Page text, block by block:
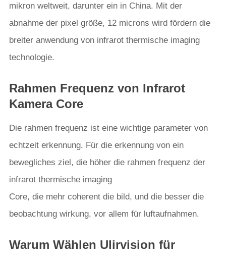
mikron weltweit, darunter ein in China. Mit der
abnahme der pixel größe, 12 microns wird fördern die
breiter anwendung von infrarot thermische imaging
technologie.
Rahmen Frequenz von Infrarot
Kamera Core
Die rahmen frequenz ist eine wichtige parameter von
echtzeit erkennung. Für die erkennung von ein
bewegliches ziel, die höher die rahmen frequenz der
infrarot thermische imaging
Core, die mehr coherent die bild, und die besser die
beobachtung wirkung, vor allem für luftaufnahmen.
Warum Wählen Ulirvision für